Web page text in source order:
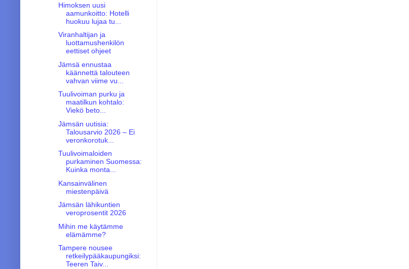
Himoksen uusi
aamunkoitto: Hotelli
huokuu lujaa tu...
Viranhaltijan ja
luottamushenkilön
eettiset ohjeet
Jämsä ennustaa
käännettä talouteen
vahvan viime vu...
Tuulivoiman purku ja
maatilkun kohtalo:
Viekö beto...
Jämsän uutisia:
Talousarvio 2026 – Ei
veronkorotuk...
Tuulivoimaloiden
purkaminen Suomessa:
Kuinka monta...
Kansainvälinen
miestenpäivä
Jämsän lähikuntien
veroprosentit 2026
Mihin me käytämme
elämämme?
Tampere nousee
retkeilypääkaupungiksi:
Teeren Taiv...